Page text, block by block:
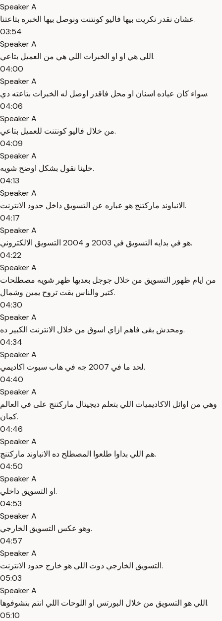
Speaker A
عشان نقدر نكريت بيها فاليو كونتنت ونوصل بيها الخبره بتاعتنا.
03:54
Speaker A
اللي هي او او الخبرات اللي هي من العميل بتاعي.
04:00
Speaker A
سواء كان عياده اسنان او محل فاقدر اوصل له الخبرات بتاعته دي.
04:06
Speaker A
من خلال فاليو كونتنت للعميل بتاعي.
04:09
Speaker A
خلينا نقول بشكل اوضح شويه.
04:13
Speaker A
الانباوند ماركتنج هو عباره عن التسويق داخل حدود الانترنت.
04:17
Speaker A
هو في بدايه التسويق في 2003 و 2004 التسويق الالكتروني.
04:22
Speaker A
من ايام ظهور التسويق من خلال جوجل بعديها ظهر شويه مصطلحات
كتير والناس بقت تروح يمين وشمال.
04:30
Speaker A
ومحدش بقى فاهم ازاي اسوق من خلال الانترنت الكبير ده.
04:34
Speaker A
لحد ما في 2007 جه في هاب سبوت اكاديمي.
04:40
Speaker A
وهي من اوائل الاكاديميات اللي بتعلم ديجيتال ماركتنج على في العالم
كمان.
04:46
Speaker A
هم اللي بداوا طلعوا المصطلح ده الانباوند ماركتنج.
04:50
Speaker A
او التسويق داخلي.
04:53
Speaker A
وهو عكس التسويق الخارجي.
04:57
Speaker A
التسويق الخارجي دوت اللي هو خارج حدود الانترنت.
05:03
Speaker A
اللي هو التسويق من خلال البورتس او اللوحات اللي انتم بتشوفوها.
05:10